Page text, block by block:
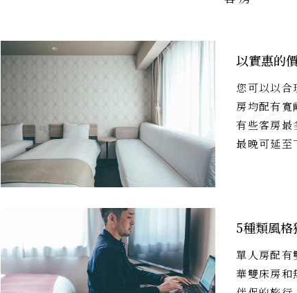
以實惠的
您可以以
房均配有
有些客房最
最晚可延至
5種類風
單人房配有
華雙床房和